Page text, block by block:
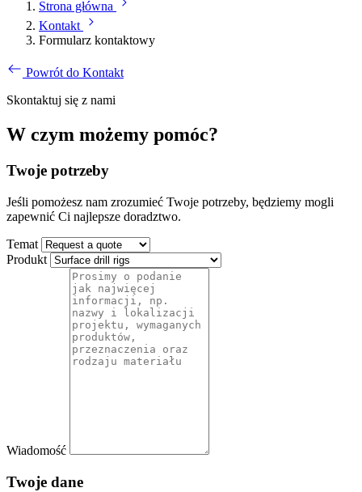
Strona główna
Kontakt
Formularz kontaktowy
Powrót do Kontakt
Skontaktuj się z nami
W czym możemy pomóc?
Twoje potrzeby
Jeśli pomożesz nam zrozumieć Twoje potrzeby, będziemy mogli
zapewnić Ci najlepsze doradztwo.
Temat
Produkt
Wiadomość
Twoje dane